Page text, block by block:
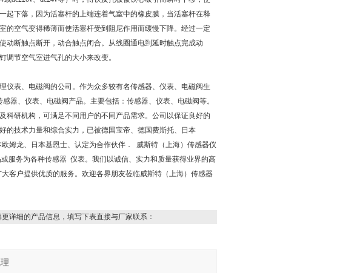
起下落，因为活塞杆的上端连着气室中的橡皮膜，当活塞杆在释
的空气变得稀薄而使活塞杆受到阻尼作用而缓慢下降。经过一定
动断触点断开，动合触点闭合。从线圈通电到延时触点完成动
调节空气室进气孔的大小来改变。
仪表、电磁阀的公司。作为众多较有名传感器、仪表、电磁阀生
器、仪表、电磁阀产品。主要包括：传感器、仪表、电磁阀等。
科研机构，可满足不同用户的不同产品需求。公司以保证良好的
的技术力量和综合实力，已被德国宝帝、德国费斯托、日本
姆龙、日本基恩士、认定为合作伙伴． 威斯特（上海）传感器仪
服务为各种传感器 仪表。我们以诚信、实力和质量获得业界的高
客户提供优质的服务。欢迎各界朋友莅临威斯特（上海）传感器
详细的产品信息，填写下表直接与厂家联系：